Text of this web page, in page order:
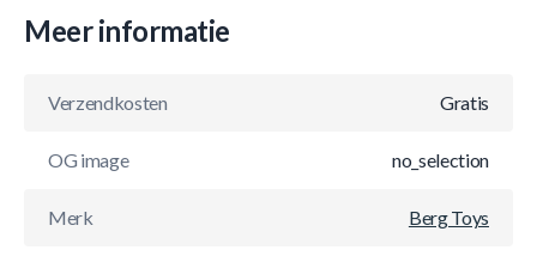
Meer informatie
Verzendkosten Gratis
OG image no_selection
Merk Berg Toys